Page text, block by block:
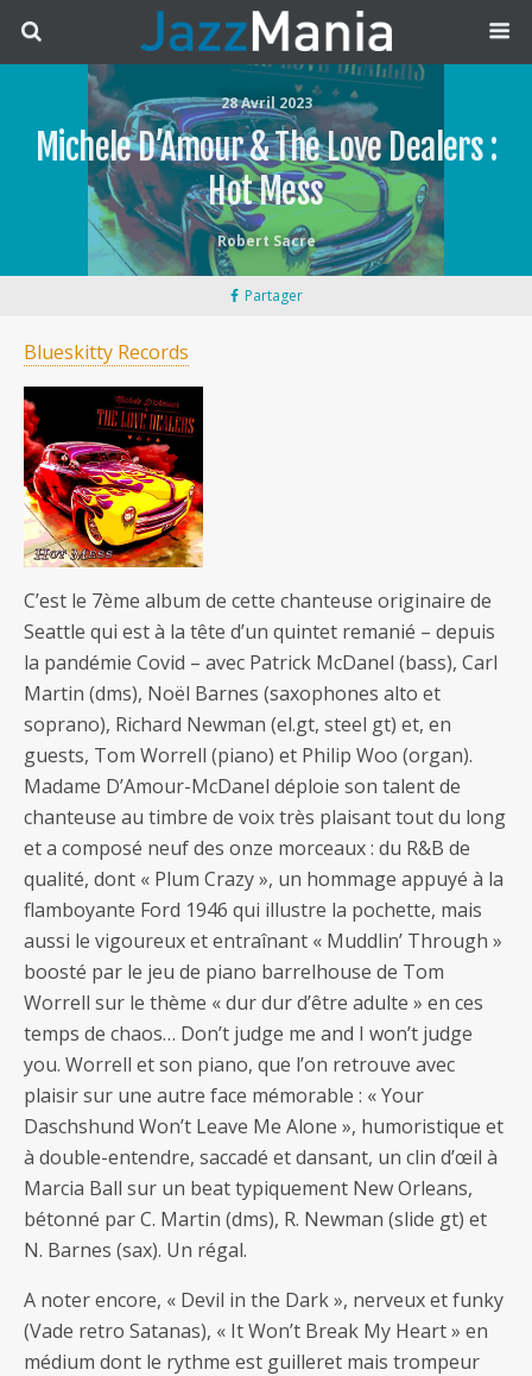
28 Avril 2023
Michele D’Amour & The Love Dealers :
Hot Mess
Robert Sacre
Partager
Blueskitty Records
C’est le 7ème album de cette chanteuse originaire de
Seattle qui est à la tête d’un quintet remanié – depuis
la pandémie Covid – avec Patrick McDanel (bass), Carl
Martin (dms), Noël Barnes (saxophones alto et
soprano), Richard Newman (el.gt, steel gt) et, en
guests, Tom Worrell (piano) et Philip Woo (organ).
Madame D’Amour-McDanel déploie son talent de
chanteuse au timbre de voix très plaisant tout du long
et a composé neuf des onze morceaux : du R&B de
qualité, dont « Plum Crazy », un hommage appuyé à la
flamboyante Ford 1946 qui illustre la pochette, mais
aussi le vigoureux et entraînant « Muddlin’ Through »
boosté par le jeu de piano barrelhouse de Tom
Worrell sur le thème « dur dur d’être adulte » en ces
temps de chaos… Don’t judge me and I won’t judge
you. Worrell et son piano, que l’on retrouve avec
plaisir sur une autre face mémorable : « Your
Daschshund Won’t Leave Me Alone », humoristique et
à double-entendre, saccadé et dansant, un clin d’œil à
Marcia Ball sur un beat typiquement New Orleans,
bétonné par C. Martin (dms), R. Newman (slide gt) et
N. Barnes (sax). Un régal.
A noter encore, « Devil in the Dark », nerveux et funky
(Vade retro Satanas), « It Won’t Break My Heart » en
médium dont le rythme est guilleret mais trompeur